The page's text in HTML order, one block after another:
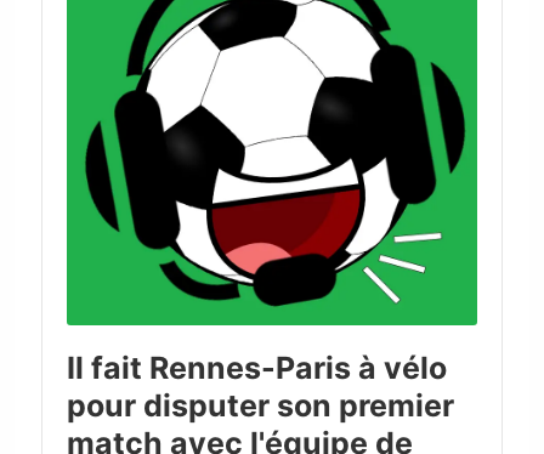
Il fait Rennes-Paris à vélo
pour disputer son premier
match avec l'équipe de